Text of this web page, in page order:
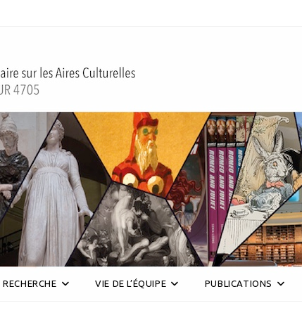
RECHERCHE VIE DE L’ÉQUIPE PUBLICATIONS